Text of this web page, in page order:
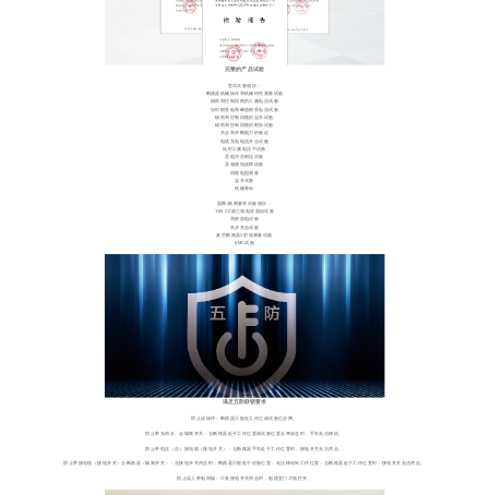
完整的产品试验
型式试验项目：
断路器机械操作和机械特性测量试验
辅助和控制回路的工频电压试验
短时耐受电和峰值耐受电流试验
辅助和控制回路的温升试验
辅助和控制回路的附加试验
关合和开断能力的验证
电缆充电电流开合试验
短时工频电压干试验
雷电冲击耐压试验
异相接地故障试验
回路电阻测量
温升试验
机械寿命
国网/南网要求试验项目：
T60 C2级三相电容器组试验
局部放电试验
失步关合试验
真空断路器X射线测量试验
EMC试验
满足五防联锁要求
防止误操作：断路器只能在工作位或试验位合闸。
防止带负荷分、合隔离开关：当断路器处于工作位置或试验位置合闸状态时，手车无法移动。
防止带电挂（合）接地线（接地开关）：当断路器手车处于工作位置时，接地开关无法闭合。
防止带接地线（接地开关）合断路器（隔离开关）：当接地开关闭合时，断路器只能处于试验位置，无法移动到工作位置；当断路器处于工作位置时，接地开关无法闭合。
防止误入带电间隔：只有接地开关闭合时，电缆室门才能打开。